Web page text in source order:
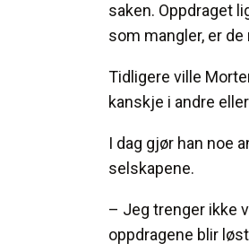
saken. Oppdraget
som mangler, er
Tidligere ville
kanskje i andre
I dag gjør han noe
selskapene.
– Jeg trenger ikke
oppdragene blir